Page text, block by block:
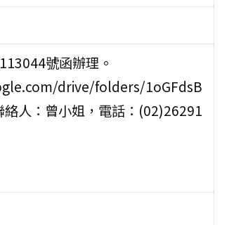
號函辦理。
drive/folders/1oGFdsB
人：曾小姐，電話：(02)26291